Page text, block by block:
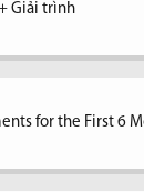
Giải trình
for the First 6